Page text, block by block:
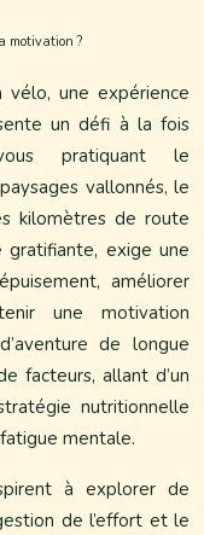
motivation ?
vélo, une expérience
un défi à la fois
pratiquant le
vallonnés, le
kilomètres de route
exige une
améliorer
une motivation
de longue
facteurs, allant d’un
nutritionnelle
mentale.
à explorer de
de l’effort et le